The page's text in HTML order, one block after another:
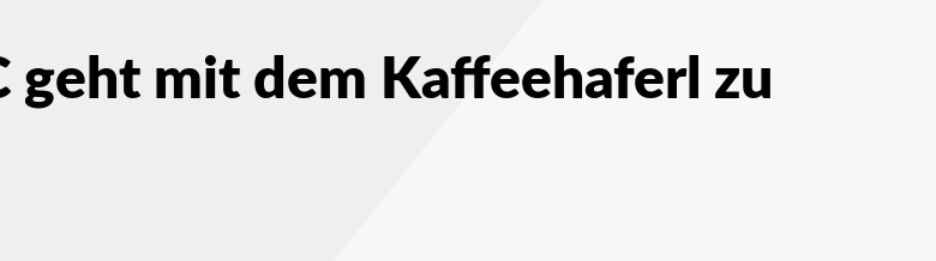
geht mit dem Kaffeehaferl zu